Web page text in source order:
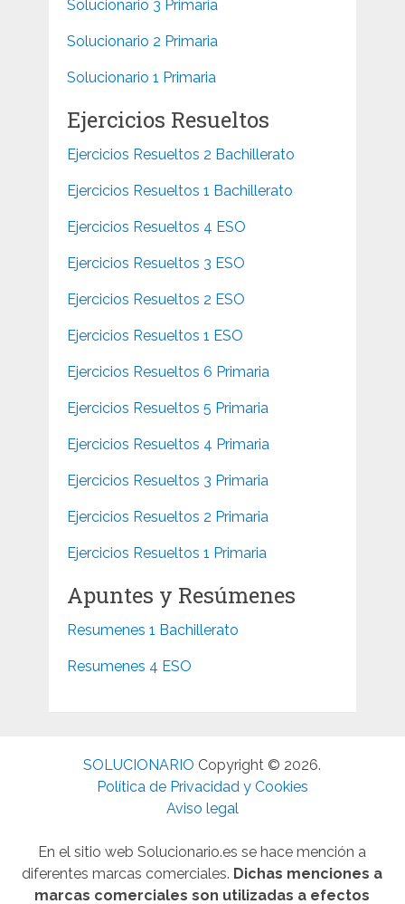
Solucionario 3 Primaria
Solucionario 2 Primaria
Solucionario 1 Primaria
Ejercicios Resueltos
Ejercicios Resueltos 2 Bachillerato
Ejercicios Resueltos 1 Bachillerato
Ejercicios Resueltos 4 ESO
Ejercicios Resueltos 3 ESO
Ejercicios Resueltos 2 ESO
Ejercicios Resueltos 1 ESO
Ejercicios Resueltos 6 Primaria
Ejercicios Resueltos 5 Primaria
Ejercicios Resueltos 4 Primaria
Ejercicios Resueltos 3 Primaria
Ejercicios Resueltos 2 Primaria
Ejercicios Resueltos 1 Primaria
Apuntes y Resúmenes
Resumenes 1 Bachillerato
Resumenes 4 ESO
SOLUCIONARIO Copyright © 2026.
Política de Privacidad y Cookies
Aviso legal
En el sitio web Solucionario.es se hace mención a
diferentes marcas comerciales. Dichas menciones a
marcas comerciales son utilizadas a efectos